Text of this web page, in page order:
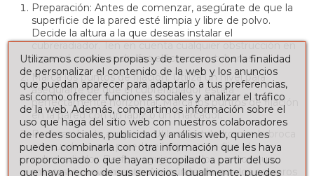
Preparación: Antes de comenzar, asegúrate de que la
superficie de la pared esté limpia y libre de polvo.
Decide la altura a la que deseas instalar el
cubreradiador. Ten en cuenta cualquier obstrucción en
la pared, como enchufes eléctricos o tuberías.
Marca los puntos de fijación: Utiliza un nivel para
asegurarte de que el cubreradiador estará
perfectamente horizontal. Marca los puntos de fijación
en la pared con un lápiz o un marcador.
Perforación de agujeros: Utiliza un taladro con la broca
adecuada para la pared en la que vas a fijar el
cubreradiador. Perfora agujeros en los puntos que
marcaste previamente. Asegúrate de que los agujeros
Utilizamos cookies propias y de terceros con la finalidad
de personalizar el contenido de la web y los anuncios
que puedan aparecer para adaptarlo a tus preferencias,
así como ofrecer funciones sociales y analizar el tráfico
de la web. Además, compartimos información sobre el
uso que haga del sitio web con nuestros colaboradores
de redes sociales, publicidad y análisis web, quienes
pueden combinarla con otra información que les haya
proporcionado o que hayan recopilado a partir del uso
que haya hecho de sus servicios. Igualmente, puedes